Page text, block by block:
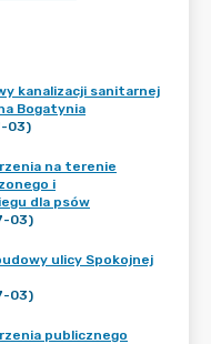
kanalizacji sanitarnej
Bogatynia
03)
na terenie
i
dla psów
03)
ulicy Spokojnej
03)
publicznego